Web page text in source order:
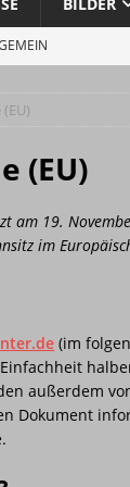
Eine
wird
PRESSE
wird
PRESSE
(EU)
am 19.
im
(im
außerdem
Dokument